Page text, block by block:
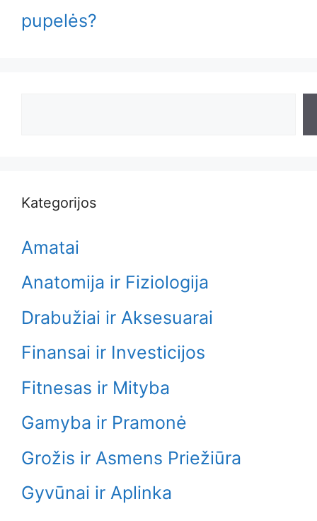
pupelės?
Kategorijos
Amatai
Anatomija ir Fiziologija
Drabužiai ir Aksesuarai
Finansai ir Investicijos
Fitnesas ir Mityba
Gamyba ir Pramonė
Grožis ir Asmens Priežiūra
Gyvūnai ir Aplinka